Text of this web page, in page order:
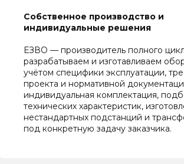
Собственное производство и
индивидуальные решения
ЕЗВО — производитель полного
разрабатываем и изготавливаем
учётом специфики эксплуатации,
проекта и нормативной
индивидуальная комплектация,
технических характеристик,
нестандартных подстанций и
под конкретную задачу заказчика.